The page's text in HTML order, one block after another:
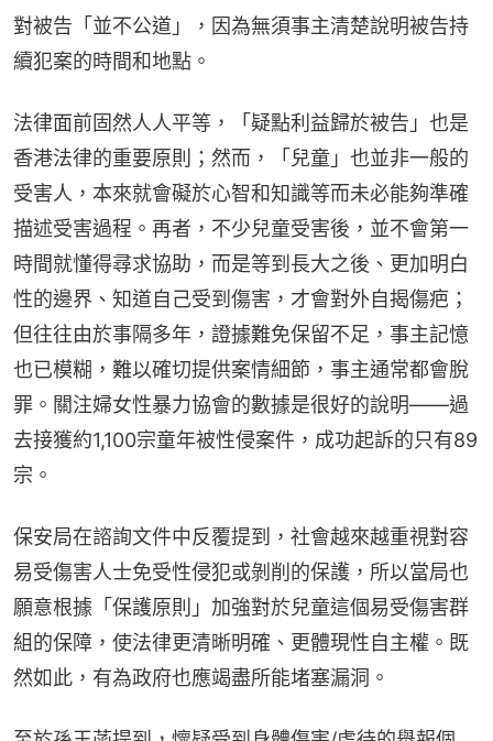
對被告「並不公道」，因為無須事主清楚說明被告持
續犯案的時間和地點。
法律面前固然人人平等，「疑點利益歸於被告」也是
香港法律的重要原則；然而，「兒童」也並非一般的
受害人，本來就會礙於心智和知識等而未必能夠準確
描述受害過程。再者，不少兒童受害後，並不會第一
時間就懂得尋求協助，而是等到長大之後、更加明白
性的邊界、知道自己受到傷害，才會對外自揭傷疤；
但往往由於事隔多年，證據難免保留不足，事主記憶
也已模糊，難以確切提供案情細節，事主通常都會脫
罪。關注婦女性暴力協會的數據是很好的說明——過
去接獲約1,100宗童年被性侵案件，成功起訴的只有89
宗。
保安局在諮詢文件中反覆提到，社會越來越重視對容
易受傷害人士免受性侵犯或剝削的保護，所以當局也
願意根據「保護原則」加強對於兒童這個易受傷害群
組的保障，使法律更清晰明確、更體現性自主權。既
然如此，有為政府也應竭盡所能堵塞漏洞。